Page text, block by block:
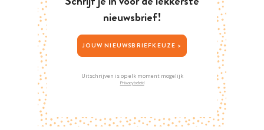
nieuwsbrief!
JOUW NIEUWSBRIEFKEUZE >
Uitschrijven is op elk moment mogelijk
Privacybeleid